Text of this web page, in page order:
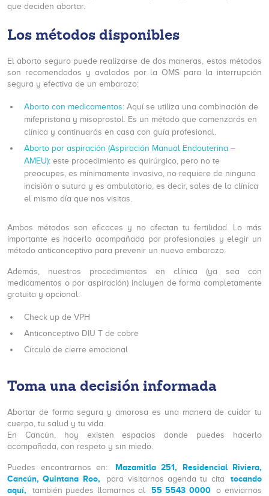
que deciden abortar.
Los métodos disponibles
El aborto seguro puede realizarse de dos maneras, estos métodos
son recomendados y avalados por la OMS para la interrupción
segura y efectiva de un embarazo:
Aborto con medicamentos: Aquí se utiliza una combinación de
mifepristona y misoprostol. Es un método que comenzarás en
clínica y continuarás en casa con guía profesional.
Aborto por aspiración (Aspiración Manual Endouterina –
AMEU): este procedimiento es quirúrgico, pero no te
preocupes, es mínimamente invasivo, no requiere de ninguna
incisión o sutura y es ambulatorio, es decir, sales de la clínica
el mismo día que nos visitas.
Ambos métodos son eficaces y no afectan tu fertilidad. Lo más
importante es hacerlo acompañada por profesionales y elegir un
método anticonceptivo para prevenir un nuevo embarazo.
Además, nuestros procedimientos en clínica (ya sea con
medicamentos o por aspiración) incluyen de forma completamente
gratuita y opcional:
Check up de VPH
Anticonceptivo DIU T de cobre
Círculo de cierre emocional
Toma una decisión informada
Abortar de forma segura y amorosa es una manera de cuidar tu
cuerpo, tu salud y tu vida.
En Cancún, hoy existen espacios donde puedes hacerlo
acompañada, con respeto y sin miedo.
Puedes encontrarnos en:
Mazamitla 251, Residencial Riviera,
Cancún, Quintana Roo,
para visitarnos agenda tu cita
tocando
aquí,
también puedes llamarnos al 55 5543 0000
o enviarnos